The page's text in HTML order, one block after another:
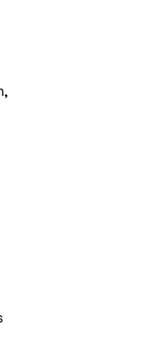
,